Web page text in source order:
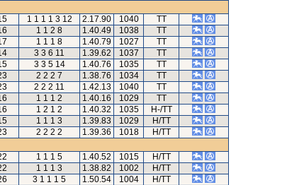
1 1 1 1 3 12 2.17.90 1040
TT
1 1 2 8 1.40.49 1038
TT
1 1 1 8 1.40.79 1027
TT
3 3 6 11 1.39.62 1037
TT
3 3 5 14 1.40.76 1035
TT
2 2 2 7 1.38.76 1034
TT
2 2 2 11 1.42.13 1040
TT
1 1 1 2 1.40.16 1029
TT
1 2 1 2 1.40.32 1035
H-/TT
1 1 1 3 1.39.83 1029
H/TT
2 2 2 2 1.39.36 1018
H/TT
1 1 1 5 1.40.52 1015
H/TT
1 1 1 3 1.38.82 1002
H/TT
3 1 1 1 5 1.50.54 1004
H/TT